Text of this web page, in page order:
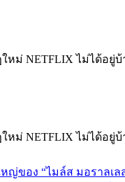
ม่ NETFLIX ไม่ได้อยู่บ้
ม่ NETFLIX ไม่ได้อยู่บ้